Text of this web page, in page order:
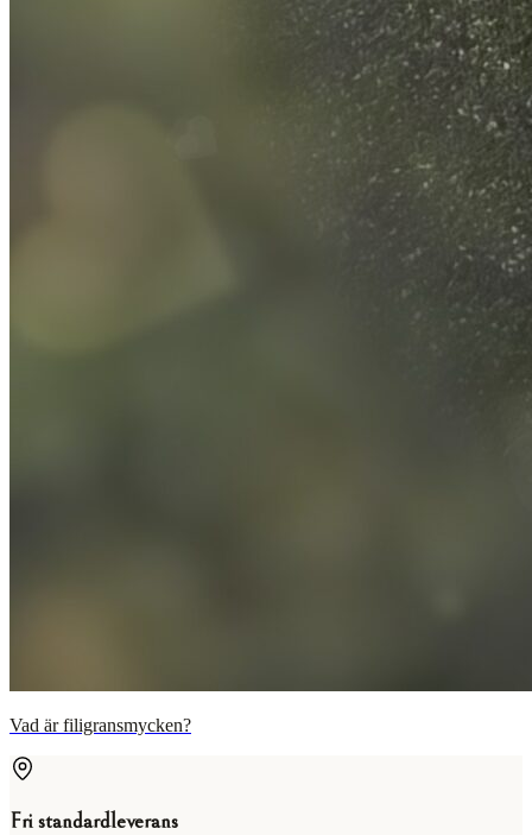
Vad är filigransmycken?
Fri standardleverans